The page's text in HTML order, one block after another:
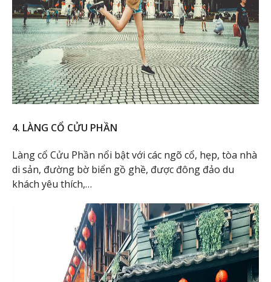
4. LÀNG CỔ CỬU PHẦN
Làng cổ Cửu Phần nổi bật với các ngõ cổ, hẹp, tòa nhà
di sản, đường bờ biển gồ ghề, được đông đảo du
khách yêu thích,…